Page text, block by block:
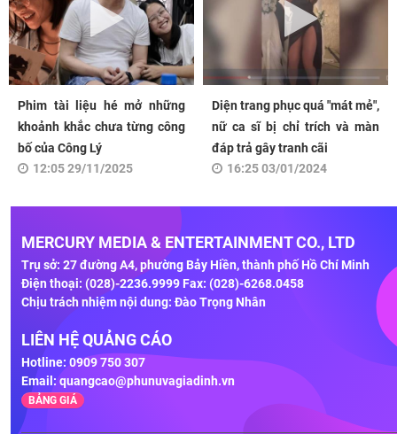
Phim tài liệu hé mở những
khoảnh khắc chưa từng công
bố của Công Lý
12:05 29/11/2025
Diện trang phục quá "mát mẻ",
nữ ca sĩ bị chỉ trích và màn
đáp trả gây tranh cãi
16:25 03/01/2024
MERCURY MEDIA & ENTERTAINMENT CO., LTD
Trụ sở: 27 đường A4, phường Bảy Hiền, thành phố Hồ Chí Minh
Điện thoại: (028)-2236.9999 Fax: (028)-6268.0458
Chịu trách nhiệm nội dung: Đào Trọng Nhân
LIÊN HỆ QUẢNG CÁO
Hotline: 0909 750 307
Email:quangcao@phunuvagiadinh.vn
BẢNG GIÁ